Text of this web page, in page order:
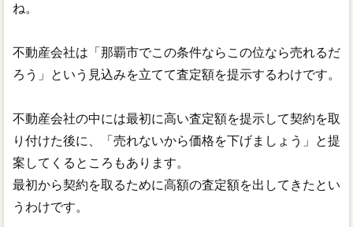
ね。
不動産会社は「那覇市でこの条件ならこの位なら売れるだ
ろう」という見込みを立てて査定額を提示するわけです。
不動産会社の中には最初に高い査定額を提示して契約を取
り付けた後に、「売れないから価格を下げましょう」と提
案してくるところもあります。
最初から契約を取るために高額の査定額を出してきたとい
うわけです。